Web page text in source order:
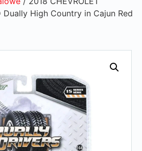
Dually High Country in Cajun Red